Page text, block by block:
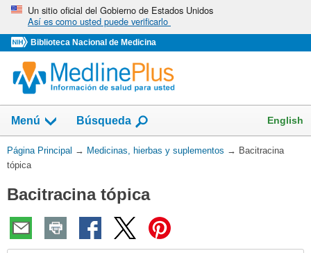
Omita
vaya
al
Contenido
Un sitio oficial del Gobierno de Estados Unidos
Así es como usted puede verificarlo
Biblioteca Nacional de Medicina
Menú
Mostrar
campo
de
Búsqueda English
Usted
está
Página Principal → Medicinas, hierbas y suplementos → Bacitracina
tópica
Bacitracina tópica